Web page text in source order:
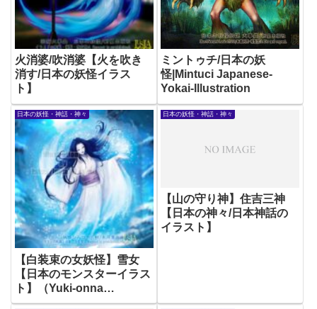
火消婆/吹消婆【火を吹き
消す/日本の妖怪イラス
ト】
ミントゥチ/日本の妖
怪|Mintuci Japanese-
Yokai-Illustration
日本の妖怪・神話・神々
【白装束の女妖怪】雪女
【日本のモンスターイラス
ト】（Yuki-onna
Japanese Yokai)
日本の妖怪・神話・神々
【山の守り神】住吉三神
【日本の神々/日本神話の
イラスト】